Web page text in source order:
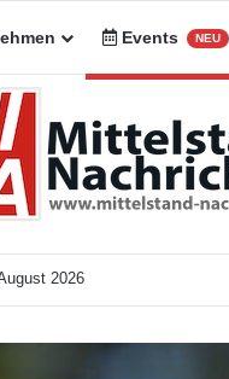
Events NEU
2026